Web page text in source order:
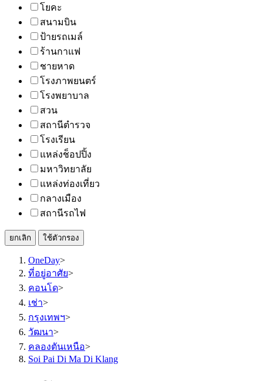
โยคะ
สนามบิน
ป้ายรถเมล์
ร้านกาแฟ
ชายหาด
โรงภาพยนตร์
โรงพยาบาล
สวน
สถานีตำรวจ
โรงเรียน
แหล่งช็อปปิ้ง
มหาวิทยาลัย
แหล่งท่องเที่ยว
กลางเมือง
สถานีรถไฟ
ยกเลิก ใช้ตัวกรอง
OneDay>
ที่อยู่อาศัย>
คอนโด>
เช่า>
กรุงเทพฯ>
วัฒนา>
คลองตันเหนือ>
Soi Pai Di Ma Di Klang